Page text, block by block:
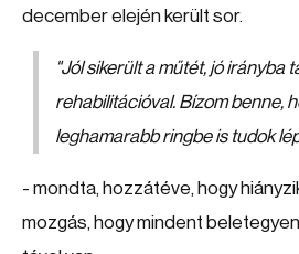
december elején került sor.
"Jól sikerült a műtét, jó irányba
rehabilitációval. Bízom benne,
leghamarabb ringbe is tudok
- mondta, hozzátéve, hogy
mozgás, hogy mindent